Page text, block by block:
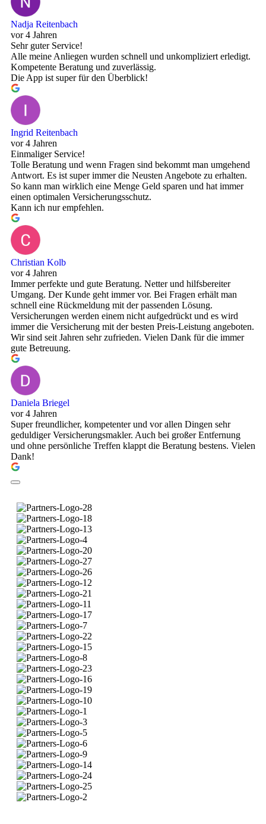
Nadja Reitenbach
vor 4 Jahren
Sehr guter Service!
Alle meine Anliegen wurden schnell und unkompliziert erledigt.
Kompetente Beratung und zuverlässig.
Die App ist super für den Überblick!
Ingrid Reitenbach
vor 4 Jahren
Einmaliger Service!
Tolle Beratung und wenn Fragen sind bekommt man umgehend
Antwort. Es ist super immer die Neusten Angebote zu erhalten.
So kann man wirklich eine Menge Geld sparen und hat immer
einen optimalen Versicherungsschutz.
Kann ich nur empfehlen.
Christian Kolb
vor 4 Jahren
Immer perfekte und gute Beratung. Netter und hilfsbereiter
Umgang. Der Kunde geht immer vor. Bei Fragen erhält man
schnell eine Rückmeldung mit der passenden Lösung.
Versicherungen werden einem nicht aufgedrückt und es wird
immer die Versicherung mit der besten Preis-Leistung angeboten.
Wir sind seit Jahren sehr zufrieden. Vielen Dank für die immer
gute Betreuung.
Daniela Briegel
vor 4 Jahren
Super freundlicher, kompetenter und vor allen Dingen sehr
geduldiger Versicherungsmakler. Auch bei großer Entfernung
und ohne persönliche Treffen klappt die Beratung bestens. Vielen
Dank!